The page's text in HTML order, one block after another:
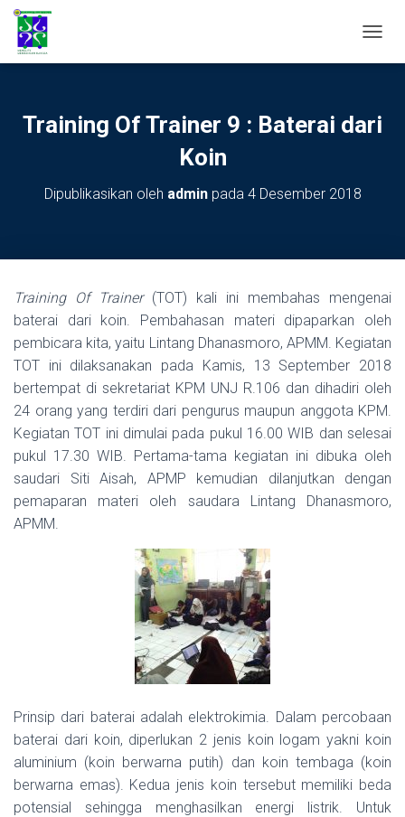
Training Of Trainer 9 : Baterai dari
Koin
Dipublikasikan oleh adminpada 4 Desember 2018
Training Of Trainer(TOT) kali ini membahas mengenai
baterai dari koin. Pembahasan materi dipaparkan oleh
pembicara kita, yaitu Lintang Dhanasmoro, APMM. Kegiatan
TOT ini dilaksanakan pada Kamis, 13 September 2018
bertempat di sekretariat KPM UNJ R.106 dan dihadiri oleh
24 orang yang terdiri dari pengurus maupun anggota KPM.
Kegiatan TOT ini dimulai pada pukul 16.00 WIB dan selesai
pukul 17.30 WIB. Pertama-tama kegiatan ini dibuka oleh
saudari Siti Aisah, APMP kemudian dilanjutkan dengan
pemaparan materi oleh saudara Lintang Dhanasmoro,
APMM.
Prinsip dari baterai adalah elektrokimia. Dalam percobaan
baterai dari koin, diperlukan 2 jenis koin logam yakni koin
aluminium (koin berwarna putih) dan koin tembaga (koin
berwarna emas). Kedua jenis koin tersebut memiliki beda
potensial sehingga menghasilkan energi listrik. Untuk